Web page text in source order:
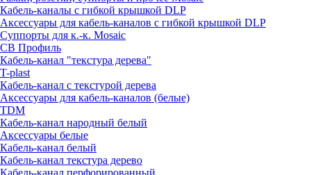
Кабель-каналы с гибкой крышкой DLP
Аксессуары для кабель-каналов с гибкой крышкой DLP
Суппорты для к.-к. Mosaic
СВ Профиль
Кабель-канал "текстура дерева"
T-plast
Кабель-канал с текстурой дерева
Аксессуары для кабель-каналов (белые)
TDM
Кабель-канал народный белый
Аксессуары белые
Кабель-канал белый
Кабель-канал текстура дерево
Кабель-канал перфорированный